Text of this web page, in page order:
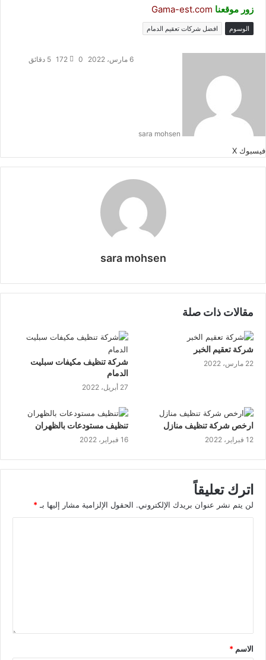
زور موقعنا Gama-est.com
الوسوم افضل شركات تعقيم الدمام
sara mohsen
6 مارس، 2022 0
172 5 دقائق
فيسبوك ‫Xلينكدإن
بينتيريست
مشاركة
طباعة
sara mohsen
مقالات ذات صلة
شركة تعقيم الخبر
22 مارس، 2022
شركة تنظيف مكيفات سبليت
الدمام
27 أبريل، 2022
ارخص شركة تنظيف منازل
12 فبراير، 2022
تنظيف مستودعات بالظهران
16 فبراير، 2022
اترك تعليقاً
لن يتم نشر عنوان بريدك الإلكتروني. الحقول الإلزامية مشار إليها بـ *
الاسم *